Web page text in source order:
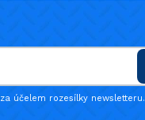
za účelem rozesílky newsletteru.